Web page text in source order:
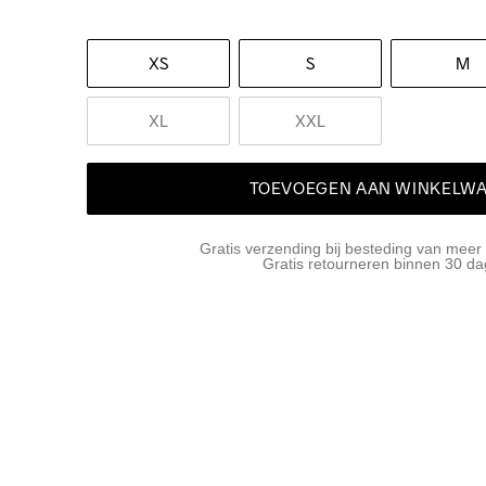
XS S M
XL XXL
TOEVOEGEN AAN
Gratis verzending bij besteding van meer
Gratis retourneren binnen 30